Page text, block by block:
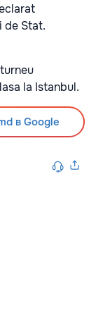
de Stat.
la Istanbul.
в Google